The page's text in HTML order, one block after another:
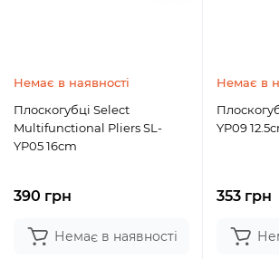
Немає в наявності
Плоскогубці Select
Multifunctional Pliers SL-
YP05 16cm
390 грн
Немає в наявності
Немає в
YP09
353 грн